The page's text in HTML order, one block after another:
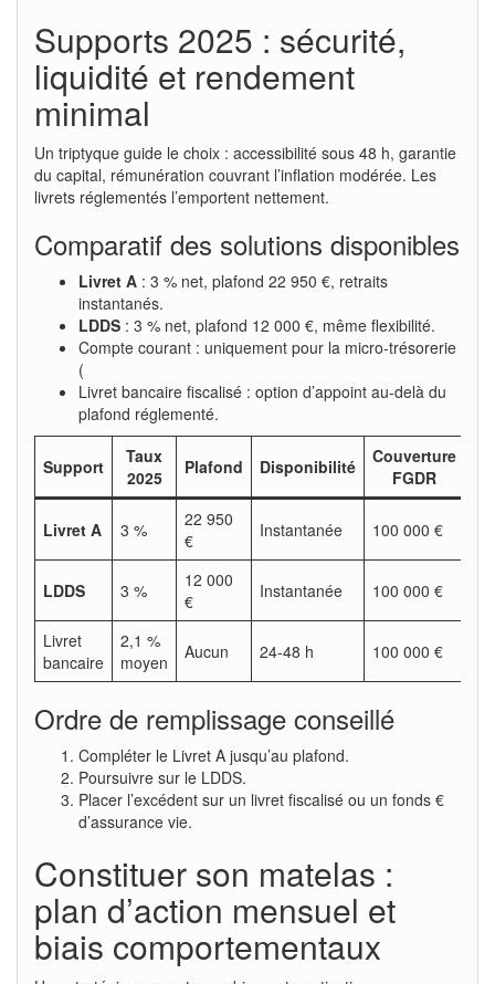
Supports 2025 : sécurité,
liquidité et rendement
minimal
Un triptyque guide le choix : accessibilité sous 48 h, garantie
du capital, rémunération couvrant l’inflation modérée. Les
livrets réglementés l’emportent nettement.
Comparatif des solutions disponibles
Livret A : 3 % net, plafond 22 950 €, retraits
instantanés.
LDDS : 3 % net, plafond 12 000 €, même flexibilité.
Compte courant : uniquement pour la micro-trésorerie
(
Livret bancaire fiscalisé : option d’appoint au-delà du
plafond réglementé.
Support
Taux
2025
Plafond Disponibilité
Couverture
FGDR
Livret A 3 %
22 950
€
Instantanée 100 000 €
LDDS 3 %
12 000
€
Instantanée 100 000 €
Livret
bancaire
2,1 %
moyen
Aucun 24-48 h 100 000 €
Ordre de remplissage conseillé
Compléter le Livret A jusqu’au plafond.
Poursuivre sur le LDDS.
Placer l’excédent sur un livret fiscalisé ou un fonds €
d’assurance vie.
Constituer son matelas :
plan d’action mensuel et
biais comportementaux